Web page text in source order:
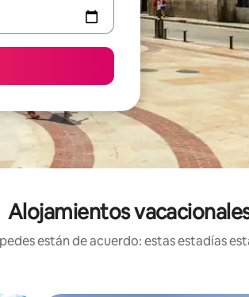
Alojamientos
están de acuerdo: estas estadías